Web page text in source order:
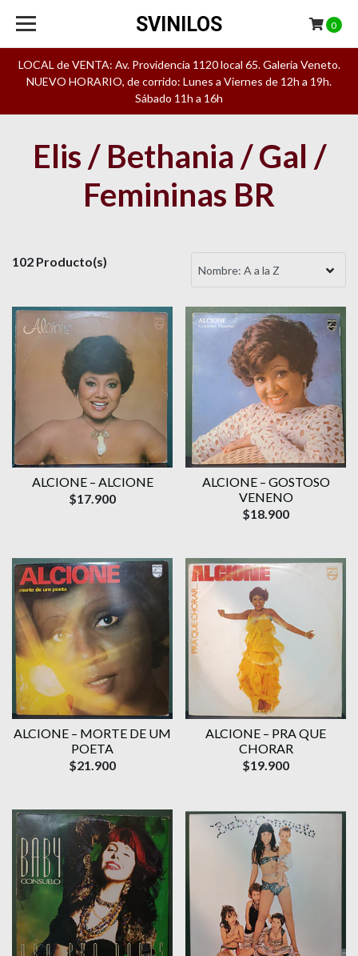
LOCAL de VENTA: Av. Providencia 1120 local 65. Galeria Veneto.
NUEVO HORARIO, de corrido: Lunes a Viernes de 12h a 19h.
Sábado 11h a 16h
SVINILOS 0
Elis / Bethania / Gal /
Femininas BR
102 Producto(s)
ALCIONE – ALCIONE
$17.900
ALCIONE – GOSTOSO
VENENO
$18.900
ALCIONE – MORTE DE UM
POETA
$21.900
ALCIONE – PRA QUE
CHORAR
$19.900